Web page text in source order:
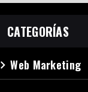
CATEGORÍAS
navigate_nextWeb Marketing